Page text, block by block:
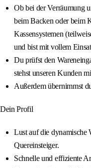
Ob bei der Verräumung
beim Backen oder beim
Kassensystemen
und bist mit vollem
Du prüfst den
stehst unseren Kunden
Außerdem übernimmst
Dein Profil
Lust auf die dynamische
Quereinsteiger.
Schnelle und effiziente